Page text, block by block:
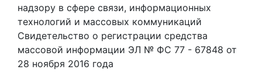
надзору в сфере связи, информационных
технологий и массовых коммуникаций
Свидетельство о регистрации средства
массовой информации ЭЛ № ФС 77 - 67848 от
28 ноября 2016 года